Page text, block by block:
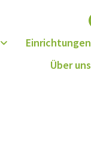
Einrichtungen
Über uns